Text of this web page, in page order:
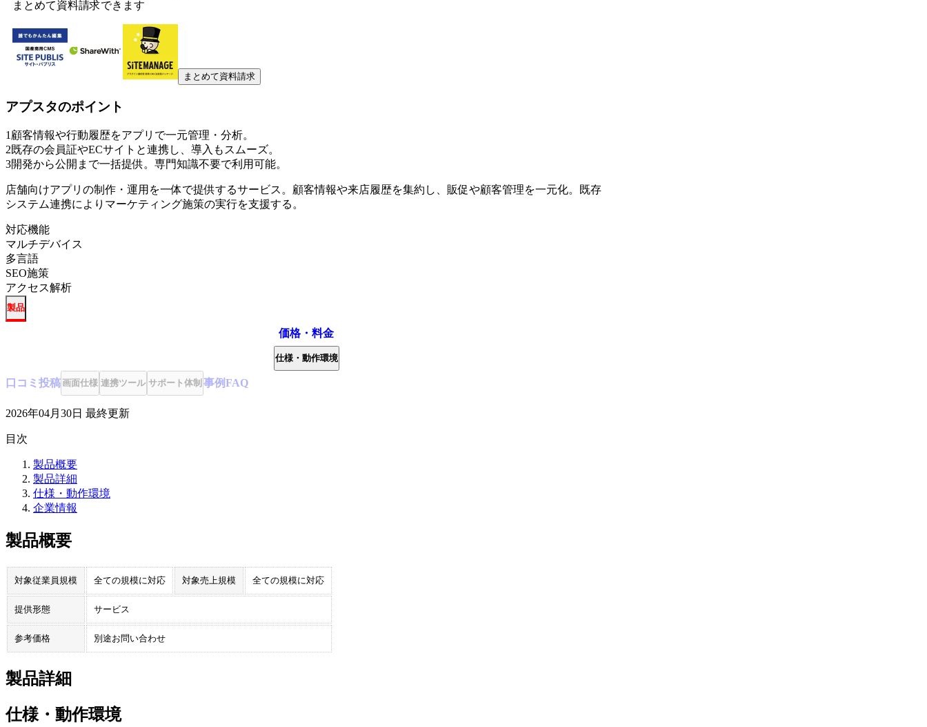
まとめて資料請求できます
まとめて資料請求
アプスタのポイント
1顧客情報や行動履歴をアプリで一元管理・分析。
2既存の会員証やECサイトと連携し、導入もスムーズ。
3開発から公開まで一括提供。専門知識不要で利用可能。
店舗向けアプリの制作・運用を一体で提供するサービス。顧客情報や来店履歴を集約し、販促や顧客管理を一元化。既存
システム連携によりマーケティング施策の実行を支援する。
対応機能
マルチデバイス
多言語
SEO施策
アクセス解析
製品
価格・料金
仕様・動作環境
口コミ 投稿画面仕様 連携ツール サポート体制 事例FAQ
2026年04月30日 最終更新
目次
製品概要
製品詳細
仕様・動作環境
企業情報
製品概要
対象従業員規模 全ての規模に対応 対象売上規模 全ての規模に対応
提供形態 サービス
参考価格 別途お問い合わせ
製品詳細
仕様・動作環境